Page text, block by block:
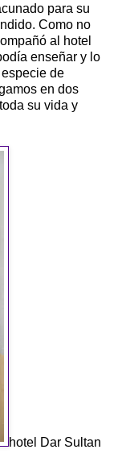
para su
Como no
al hotel
enseñar y lo
de
en dos
su vida y
hotel Dar Sultan